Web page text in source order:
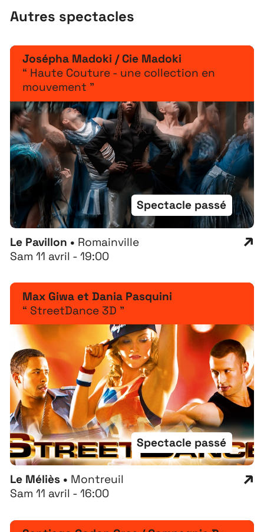
À propos
Projets
Contact
Recrutement
Autres spectacles
Le Pavillon • Romainville
Sam 11 avril - 19:00
Spectacle passé
Josépha Madoki / Cie Madoki
“ Haute Couture - une collection en
mouvement ”
Le Méliès • Montreuil
Sam 11 avril - 16:00
Spectacle passé
Max Giwa et Dania Pasquini
“ StreetDance 3D ”